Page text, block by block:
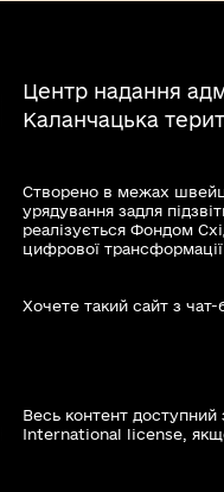
Центр надання
Каланчацька
Створено в межах
урядування задля
реалізується Фондом
цифрової трансформації
Хочете такий сайт з
Весь контент
International license,